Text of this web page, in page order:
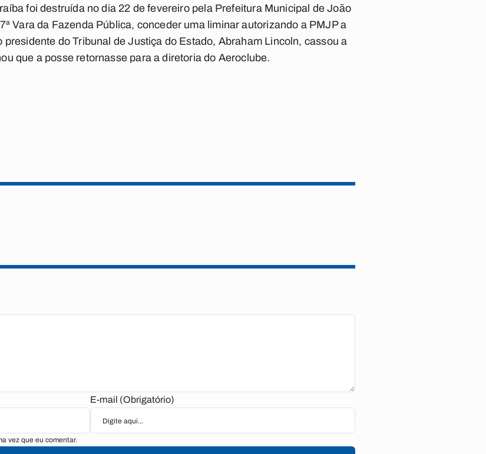
foi destruída no dia 22 de fevereiro pela Prefeitura Municipal de João
Vara da Fazenda Pública, conceder uma liminar autorizando a PMJP a
do Tribunal de Justiça do Estado, Abraham Lincoln, cassou a
que a posse retornasse para a diretoria do Aeroclube.
E-mail (Obrigatório)
vez que eu comentar.